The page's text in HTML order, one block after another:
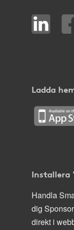
Ladda
Installera
Handla
dig
direkt i